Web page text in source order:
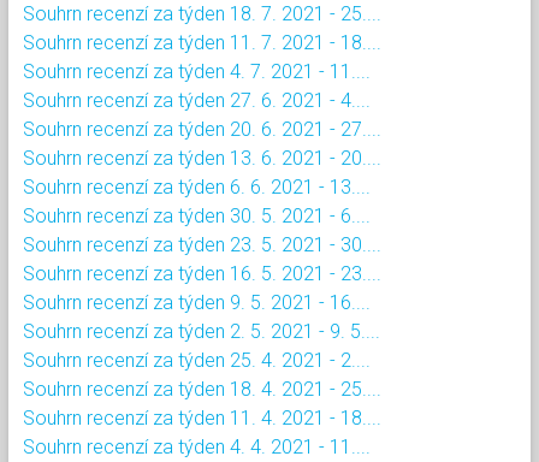
Souhrn recenzí za týden 18. 7. 2021 - 25....
Souhrn recenzí za týden 11. 7. 2021 - 18....
Souhrn recenzí za týden 4. 7. 2021 - 11....
Souhrn recenzí za týden 27. 6. 2021 - 4....
Souhrn recenzí za týden 20. 6. 2021 - 27....
Souhrn recenzí za týden 13. 6. 2021 - 20....
Souhrn recenzí za týden 6. 6. 2021 - 13....
Souhrn recenzí za týden 30. 5. 2021 - 6....
Souhrn recenzí za týden 23. 5. 2021 - 30....
Souhrn recenzí za týden 16. 5. 2021 - 23....
Souhrn recenzí za týden 9. 5. 2021 - 16....
Souhrn recenzí za týden 2. 5. 2021 - 9. 5....
Souhrn recenzí za týden 25. 4. 2021 - 2....
Souhrn recenzí za týden 18. 4. 2021 - 25....
Souhrn recenzí za týden 11. 4. 2021 - 18....
Souhrn recenzí za týden 4. 4. 2021 - 11....